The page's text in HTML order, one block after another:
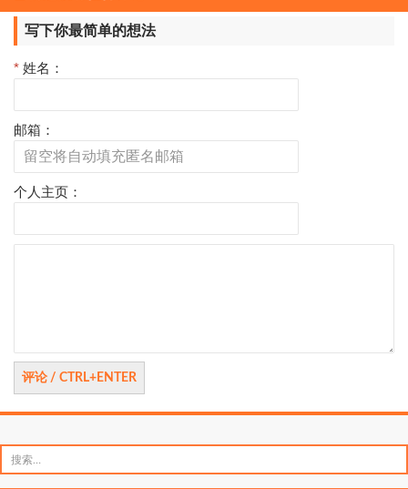
写下你最简单的想法
* 姓名：
邮箱：
个人主页：
索：